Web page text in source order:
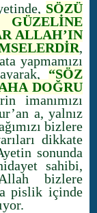
SÖZÜ
ALLAH’IN
,
yapmamızı
“SÖZ
DOĞRU
imanımızı
a, yalnız
bizlere
dikkate
sonunda
sahibi,
bizlere
pislik içinde